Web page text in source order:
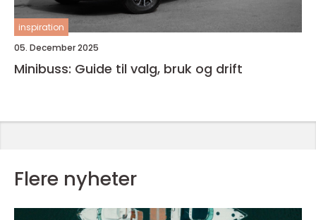
inspiration
05. December 2025
Minibuss: Guide til valg, bruk og drift
Flere nyheter